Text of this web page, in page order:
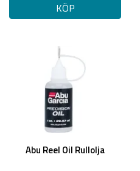
KÖP
Abu Reel Oil Rullolja